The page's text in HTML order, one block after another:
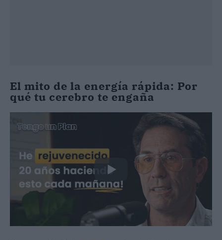
El mito de la energía rápida: Por
qué tu cerebro te engaña